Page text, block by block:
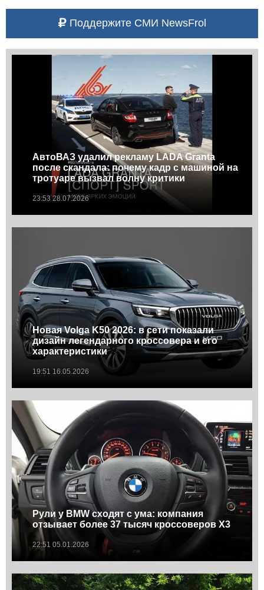
Поддержите СМИ NewsFrol
АвтоВАЗ удалил рекламу LADA Granta
после скандала: почему кадр с машиной на
тротуаре вызвал волну критики
23:53 28.07.2026
Новая Volga K50 2026: в сети показали
дизайн легендарного кроссовера и его
характеристики
19:51 16.05.2026
Рули у BMW сходят с ума: компания
отзывает более 37 тысяч кроссоверов X3
22:51 05.01.2026